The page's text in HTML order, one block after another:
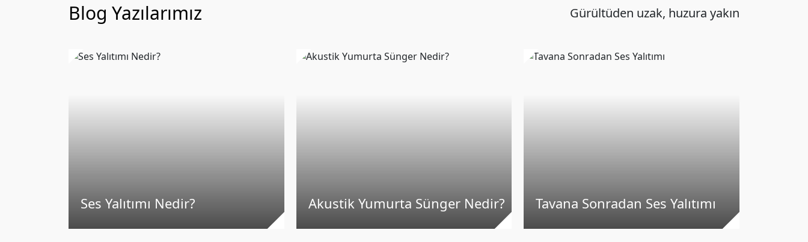
Blog Yazılarımız Gürültüden uzak, huzura yakın
Ses Yalıtımı Nedir? Akustik Yumurta Sünger Nedir? Tavana Sonradan Ses Yalıtımı